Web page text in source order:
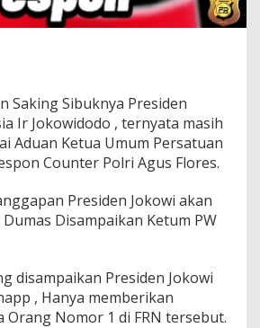
Saking Sibuknya Presiden
Ir Jokowidodo , ternyata masih
Aduan Ketua Umum Persatuan
Counter Polri Agus Flores.
Presiden Jokowi akan
Disampaikan Ketum PW
disampaikan Presiden Jokowi
, Hanya memberikan
Orang Nomor 1 di FRN tersebut.